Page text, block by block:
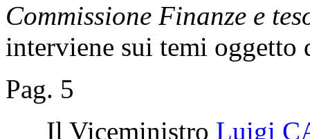
Commissione Finanze e
interviene sui temi oggetto
Pag. 5
Il Viceministro Luigi